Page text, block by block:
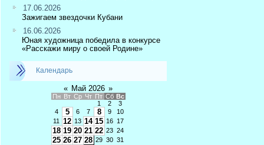
17.06.2026
Зажигаем звездочки Кубани
16.06.2026
Юная художница победила в конкурсе
«Расскажи миру о своей Родине»
Календарь
« Май 2026 »
Пн Вт Ср Чт Пт Сб Вс
1
2
3
4
5 6 7 8 9
10
11
12 13 14 15 16 17
18 19 20 21 22 23 24
25 26 27 28 29 30 31